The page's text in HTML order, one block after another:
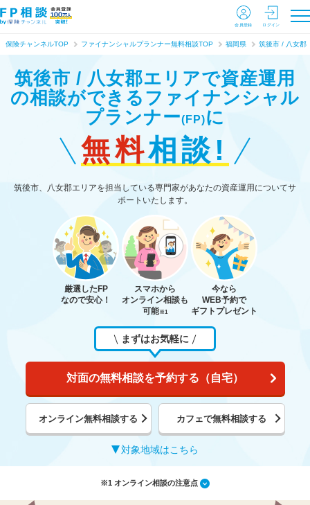
会員登録 ログイン
保険チャンネルTOP ファイナンシャルプランナー無料相談TOP 福岡県 筑後市 / 八女郡
筑後市 / 八女郡エリアで資産運用
の相談ができる ファイナンシャル
プランナー(FP)に
無料相談!
筑後市、八女郡エリアを担当している専門家があなたの資産運用についてサ
ポートいたします。
厳選したFP
なので安心！
スマホから
オンライン相談も
可能※1
今なら
WEB予約で
ギフトプレゼント
まずはお気軽に
対面の無料相談を予約する（自宅）
オンライン無料相談する カフェで無料相談する
対象地域はこちら
※1 オンライン相談の注意点